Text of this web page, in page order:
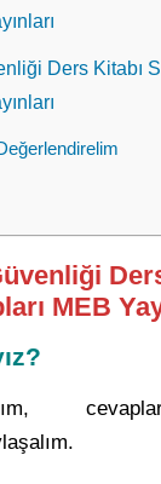
Ders Kitabı
MEB